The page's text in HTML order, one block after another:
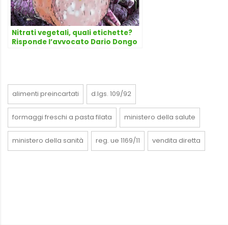
Nitrati vegetali, quali etichette?
Risponde l’avvocato Dario Dongo
alimenti preincartati d.lgs. 109/92
formaggi freschi a pasta filata ministero della salute
ministero della sanità reg. ue 1169/11 vendita diretta